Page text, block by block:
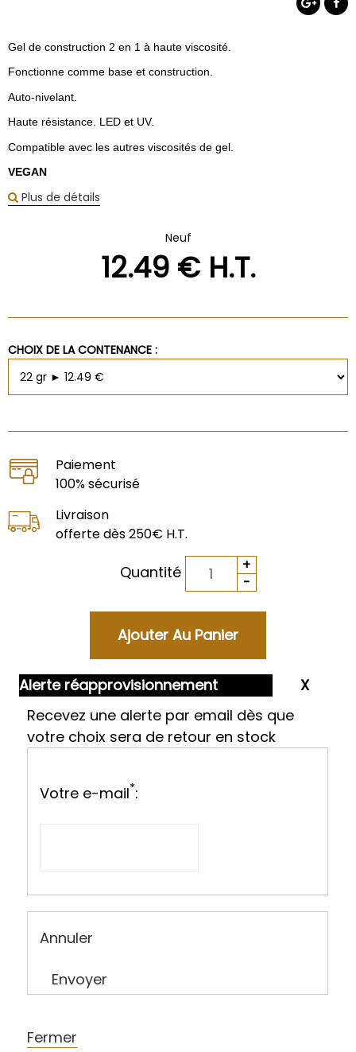
Gel de construction 2 en 1 à haute viscosité.
Fonctionne comme base et construction.
Auto-nivelant.
Haute résistance. LED et UV.
Compatible avec les autres viscosités de gel.
VEGAN
Plus de détails
Neuf
12.49€ H.T.
CHOIX DE LA CONTENANCE :
Paiement
100% sécurisé
Livraison
offerte dès 250€ H.T.
Quantité
Alerte réapprovisionnement
Recevez une alerte par email dès que
votre choix sera de retour en stock
Votre e-mail*:
Annuler
Envoyer
Fermer